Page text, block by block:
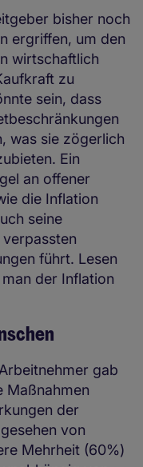
bisher noch
ergriffen, um den
wirtschaftlich
zu
sein, dass
was sie zögerlich
Ein
an offener
die Inflation
seine
führt. Lesen
der Inflation
gab
Maßnahmen
der
von
Mehrheit (60%)